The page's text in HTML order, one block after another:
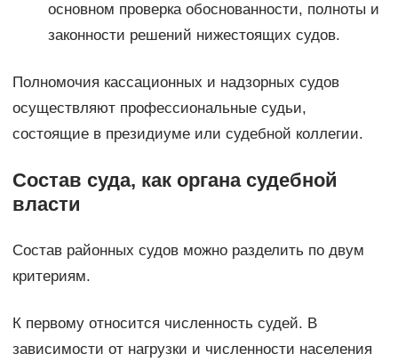
основном проверка обоснованности, полноты и
законности решений нижестоящих судов.
Полномочия кассационных и надзорных судов
осуществляют профессиональные судьи,
состоящие в президиуме или судебной коллегии.
Состав суда, как органа судебной
власти
Состав районных судов можно разделить по двум
критериям.
К первому относится численность судей. В
зависимости от нагрузки и численности населения